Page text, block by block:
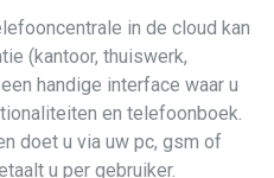
in de cloud kan
(kantoor, thuiswerk,
handige interface waar u
en telefoonboek.
doet u via uw pc, gsm of
u per gebruiker.